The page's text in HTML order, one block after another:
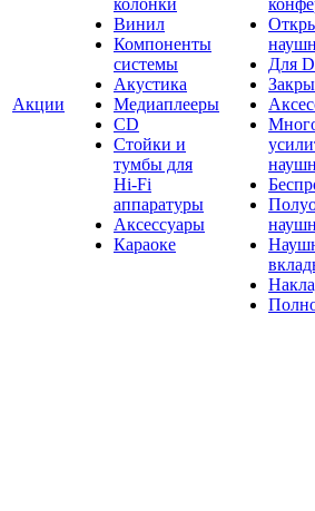
Акции
колонки
Винил
Компоненты
системы
Акустика
Медиаплееры
CD
Стойки и
тумбы для
Hi-Fi
аппаратуры
Аксессуары
Караоке
Для